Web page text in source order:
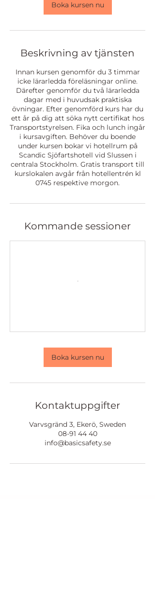
e
.
Boka kursen nu
Beskrivning av tjänsten
Innan kursen genomför du 3 timmar
icke lärarledda föreläsningar online.
Därefter genomför du två lärarledda
dagar med i huvudsak praktiska
övningar. Efter genomförd kurs har du
ett år på dig att söka nytt certifikat hos
Transportstyrelsen. Fika och lunch ingår
i kursavgiften. Behöver du boende
under kursen bokar vi hotellrum på
Scandic Sjöfartshotell vid Slussen i
centrala Stockholm. Gratis transport till
kurslokalen avgår från hotellentrén kl
0745 respektive morgon.
Kommande sessioner
Boka kursen nu
Kontaktuppgifter
Varvsgränd 3, Ekerö, Sweden
08-91 44 40
info@basicsafety.se